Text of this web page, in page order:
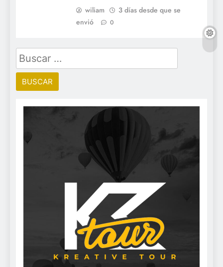
wiliam
3 días desde que se
envió
0
Buscar: